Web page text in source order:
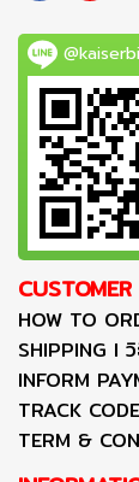
HOW TO
SHIPPING I
INFORM
TRACK
TERM &